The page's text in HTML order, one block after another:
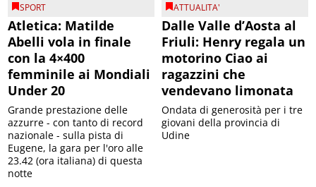
SPORT
Atletica: Matilde
Abelli vola in finale
con la 4×400
femminile ai Mondiali
Under 20
Grande prestazione delle
azzurre - con tanto di record
nazionale - sulla pista di
Eugene, la gara per l'oro alle
23.42 (ora italiana) di questa
notte
ATTUALITA'
Dalle Valle d’Aosta al
Friuli: Henry regala un
motorino Ciao ai
ragazzini che
vendevano limonata
Ondata di generosità per i tre
giovani della provincia di
Udine